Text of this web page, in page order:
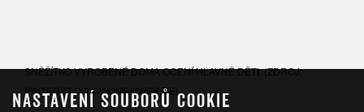
SNĚŽÍTKO VYROBENÉ DOMA OCENÍ HLAVNĚ DĚTI. (ZDROJ:
PINTERST.COM/WOMENWEB.DE)
NASTAVENÍ SOUBORŮ COOKIE